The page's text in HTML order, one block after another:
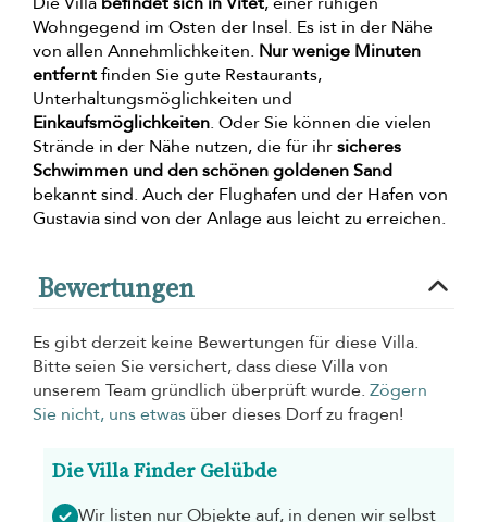
Wohngegend im Osten der Insel. Es ist in der Nähe
von allen Annehmlichkeiten. Nur wenige Minuten
entferntfinden Sie gute Restaurants,
Unterhaltungsmöglichkeiten und
Einkaufsmöglichkeiten. Oder Sie können die vielen
Strände in der Nähe nutzen, die für ihrsicheres
Schwimmen und den schönen goldenen Sand
bekannt sind. Auch der Flughafen und der Hafen von
Gustavia sind von der Anlage aus leicht zu erreichen.
Bewertungen
Es gibt derzeit keine Bewertungen für diese Villa.
Bitte seien Sie versichert, dass diese Villa von
unserem Team gründlich überprüft wurde. Zögern
Sie nicht, uns etwas über dieses Dorf zu fragen!
Die Villa Finder Gelübde
Wir listen nur Objekte auf, in denen wir selbst